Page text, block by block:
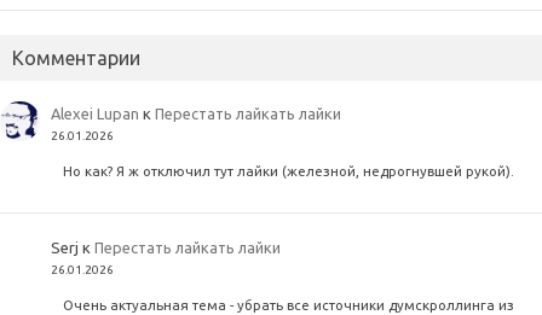
Комментарии
Alexei Lupan кПерестать лайкать лайки
26.01.2026
Но как? Я ж отключил тут лайки (железной, недрогнувшей рукой).
Serj кПерестать лайкать лайки
26.01.2026
Очень актуальная тема - убрать все источники думскроллинга из